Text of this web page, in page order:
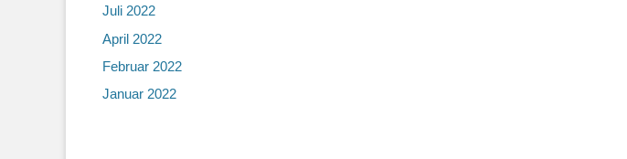
Juli 2022
April 2022
Februar 2022
Januar 2022